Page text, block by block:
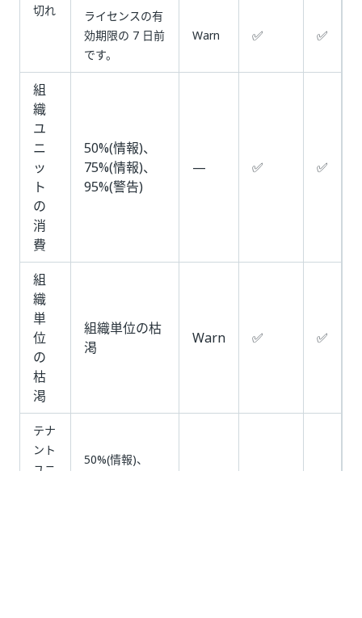
切れ
ライセンスの有
効期限の 7 日前
です。
Warn ✅ ✅
組
織
ユ
ニ
ッ
ト
の
消
費
50%(情報)、
75%(情報)、
95%(警告)
— ✅ ✅
組
織
単
位
の
枯
渇
組織単位の枯
渇
Warn ✅ ✅
テナ
ント
ユニ
50%(情報)、